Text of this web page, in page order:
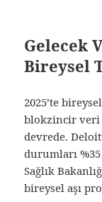
Gelecek
Bireysel
2025’te
blokzincir veri
devrede.
durumları
Sağlık
bireysel aşı